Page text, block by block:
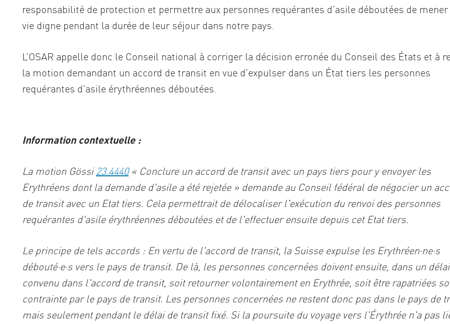
responsabilité de protection et permettre aux personnes requérantes d’asile déboutées de mener
vie digne pendant la durée de leur séjour dans notre pays.
L’OSAR appelle donc le Conseil national à corriger la décision erronée du Conseil des États et à
la motion demandant un accord de transit en vue d’expulser dans un État tiers les personnes
requérantes d’asile érythréennes déboutées.
Information contextuelle :
La motion Gössi23.4440« Conclure un accord de transit avec un pays tiers pour y envoyer les
Erythréens dont la demande d'asile a été rejetée » demande au Conseil fédéral de négocier un
de transit avec un Etat tiers. Cela permettrait de délocaliser l'exécution du renvoi des personnes
requérantes d'asile érythréennes déboutées et de l'effectuer ensuite depuis cet Etat tiers.
Le principe de tels accords : En vertu de l'accord de transit, la Suisse expulse les Erythréen·ne·s
débouté·e·s vers le pays de transit. De là, les personnes concernées doivent ensuite, dans un délai
convenu dans l'accord de transit, soit retourner volontairement en Erythrée, soit être rapatriées
contrainte par le pays de transit. Les personnes concernées ne restent donc pas dans le pays de
mais seulement pendant le délai de transit fixé. Si la poursuite du voyage vers l'Érythrée n'a pas